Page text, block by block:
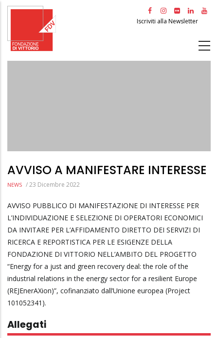
Salta
principale
Iscriviti alla Newsletter
AVVISO A MANIFESTARE INTERESSE
NEWS /23 Dicembre 2022
AVVISO PUBBLICO DI MANIFESTAZIONE DI INTERESSE PER
L’INDIVIDUAZIONE E SELEZIONE DI OPERATORI ECONOMICI
DA INVITARE PER L’AFFIDAMENTO DIRETTO DEI SERVIZI DI
RICERCA E REPORTISTICA PER LE ESIGENZE DELLA
FONDAZIONE DI VITTORIO NELL’AMBITO DEL PROGETTO
“Energy for a just and green recovery deal: the role of the
industrial relations in the energy sector for a resilient Europe
(REJEnerAXion)”, cofinanziato dall’Unione europea (Project
101052341).
Allegati